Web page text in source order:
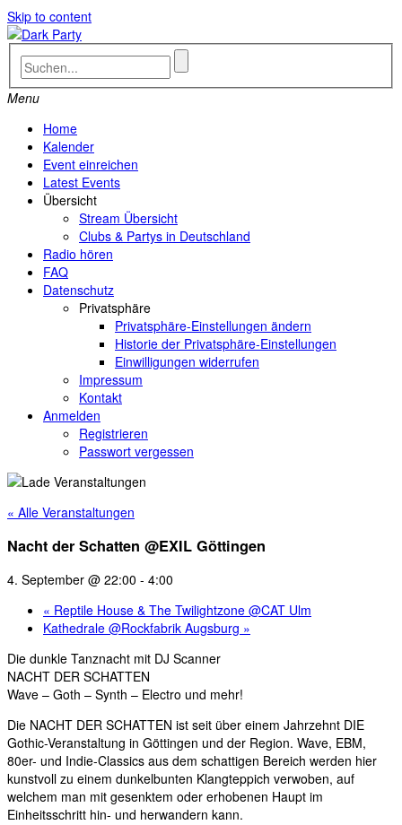
Skip to content
Menu
Home
Kalender
Event einreichen
Latest Events
Übersicht
Stream Übersicht
Clubs & Partys in Deutschland
Radio hören
FAQ
Datenschutz
Privatsphäre
Privatsphäre-Einstellungen ändern
Historie der Privatsphäre-Einstellungen
Einwilligungen widerrufen
Impressum
Kontakt
Anmelden
Registrieren
Passwort vergessen
« Alle Veranstaltungen
Nacht der Schatten @EXIL Göttingen
4. September @ 22:00 - 4:00
« Reptile House & The Twilightzone @CAT Ulm
Kathedrale @Rockfabrik Augsburg »
Die dunkle Tanznacht mit DJ Scanner
NACHT DER SCHATTEN
Wave – Goth – Synth – Electro und mehr!
Die NACHT DER SCHATTEN ist seit über einem Jahrzehnt DIE
Gothic-Veranstaltung in Göttingen und der Region. Wave, EBM,
80er- und Indie-Classics aus dem schattigen Bereich werden hier
kunstvoll zu einem dunkelbunten Klangteppich verwoben, auf
welchem man mit gesenktem oder erhobenen Haupt im
Einheitsschritt hin- und herwandern kann.